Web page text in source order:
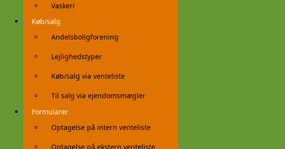
Vaskeri
Køb/salg
Andelsboligforening
Lejlighedstyper
Køb/salg via venteliste
Til salg via ejendomsmægler
Formularer
Optagelse på intern venteliste
Optagelse på ekstern venteliste